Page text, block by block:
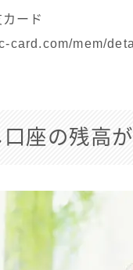
ード
card.com/mem/
座の残高